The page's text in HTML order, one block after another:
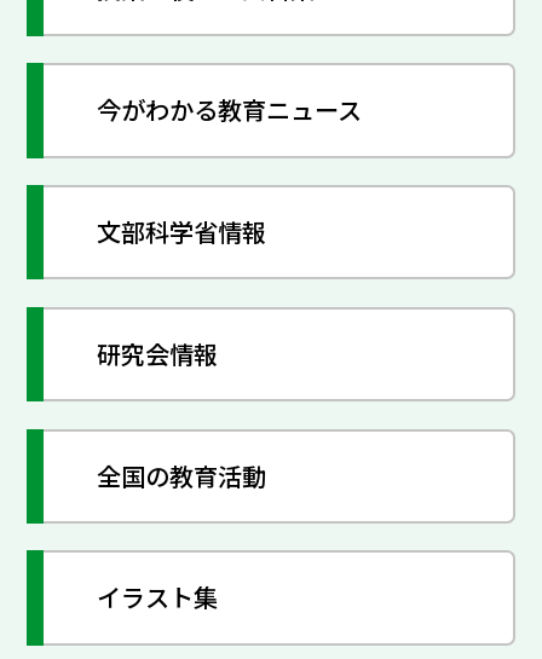
今がわかる教育ニュース
文部科学省情報
研究会情報
全国の教育活動
イラスト集